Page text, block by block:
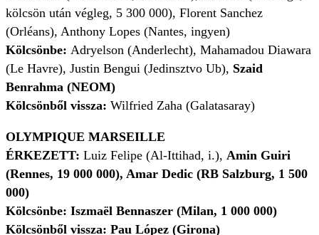
kölcsön után végleg, 5 300 000), Florent Sanchez
(Orléans), Anthony Lopes (Nantes, ingyen)
Kölcsönbe: Adryelson (Anderlecht), Mahamadou Diawara
(Le Havre), Justin Bengui (Jedinsztvo Ub), Szaid
Benrahma (NEOM)
Kölcsönből vissza: Wilfried Zaha (Galatasaray)
OLYMPIQUE MARSEILLE
ÉRKEZETT: Luiz Felipe (Al-Ittihad, i.), Amin Guiri
(Rennes, 19 000 000), Amar Dedic (RB Salzburg, 1 500
000)
Kölcsönbe: Iszmaël Bennaszer (Milan, 1 000 000)
Kölcsönből vissza: Pau López (Girona)